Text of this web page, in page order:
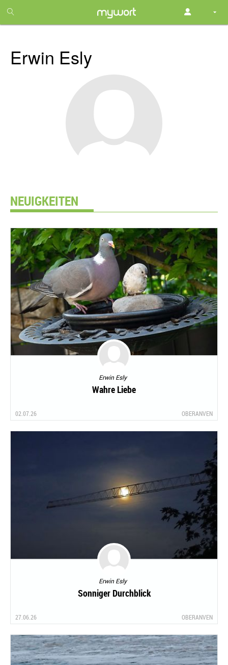
month
free
Erwin Esly
NEUIGKEITEN
Erwin Esly
Wahre Liebe
02.07.26 OBERANVEN
Erwin Esly
Sonniger Durchblick
27.06.26 OBERANVEN